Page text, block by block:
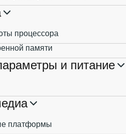
процессора
памяти
и питание
платформы